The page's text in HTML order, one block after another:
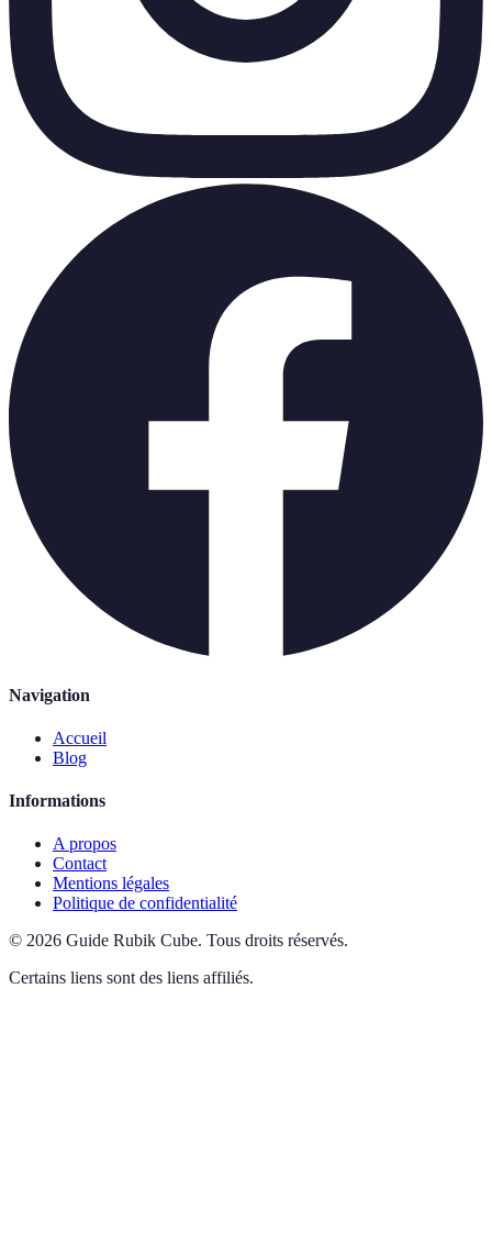
Navigation
Accueil
Blog
Informations
A propos
Contact
Mentions légales
Politique de confidentialité
© 2026 Guide Rubik Cube. Tous droits réservés.
Certains liens sont des liens affiliés.